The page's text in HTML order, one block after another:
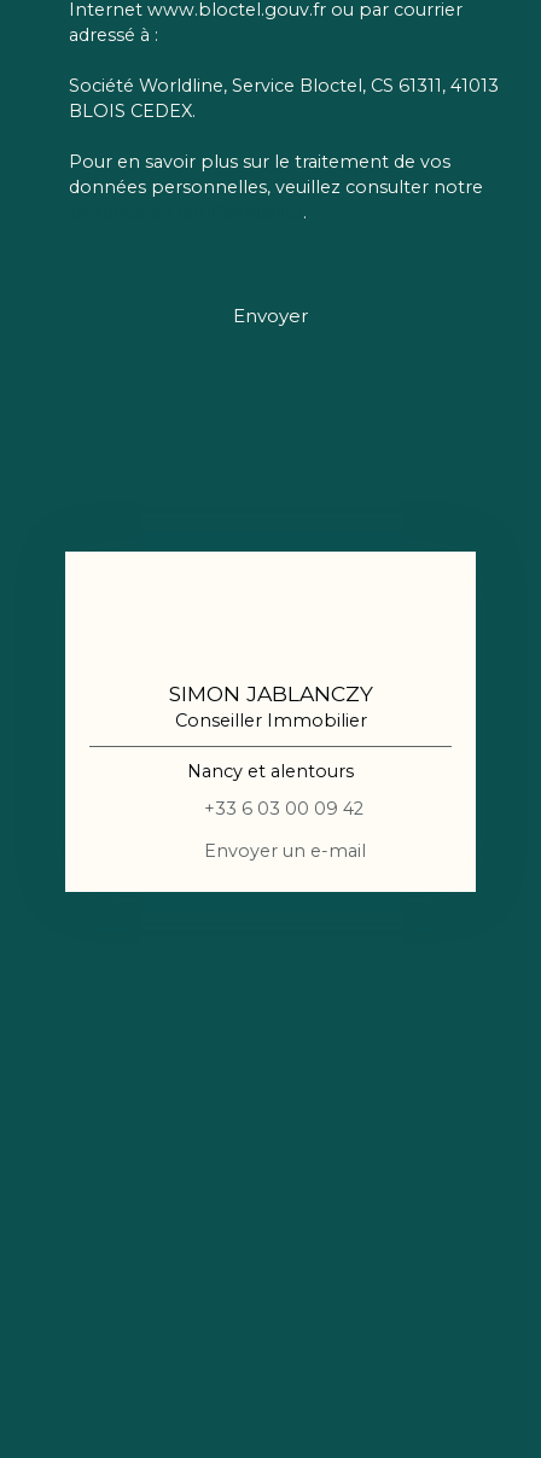
Internet www.bloctel.gouv.fr ou par courrier
adressé à :
Société Worldline, Service Bloctel, CS 61311, 41013
BLOIS CEDEX.
Pour en savoir plus sur le traitement de vos
données personnelles, veuillez consulter notre
.
Envoyer
SIMON JABLANCZY
Conseiller Immobilier
Nancy et alentours
+33 6 03 00 09 42
Envoyer un e-mail